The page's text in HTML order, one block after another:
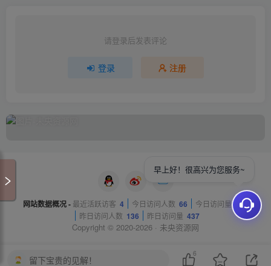
请登录后发表评论
登录 注册
网站数据概况 - 最近活跃访客 4 今日访问人数 66 今日访问量 310
昨日访问人数 136 昨日访问量 437
Copyright © 2020-2026 · 未央资源网
留下宝贵的见解！
6
早上好！很高兴为您服务~